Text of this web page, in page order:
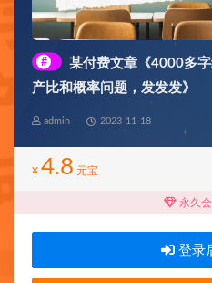
#
某付费文章《4000多
产比和概率问题，发发发》
admin 2023-11-18
¥ 4.8 元宝
永久
登录